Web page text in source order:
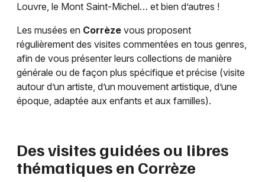
Louvre, le Mont Saint-Michel… et bien d’autres !
Les musées en Corrèze vous proposent
régulièrement des visites commentées en tous genres,
afin de vous présenter leurs collections de manière
générale ou de façon plus spécifique et précise (visite
autour d’un artiste, d’un mouvement artistique, d’une
époque, adaptée aux enfants et aux familles).
Des visites guidées ou libres
thématiques en Corrèze